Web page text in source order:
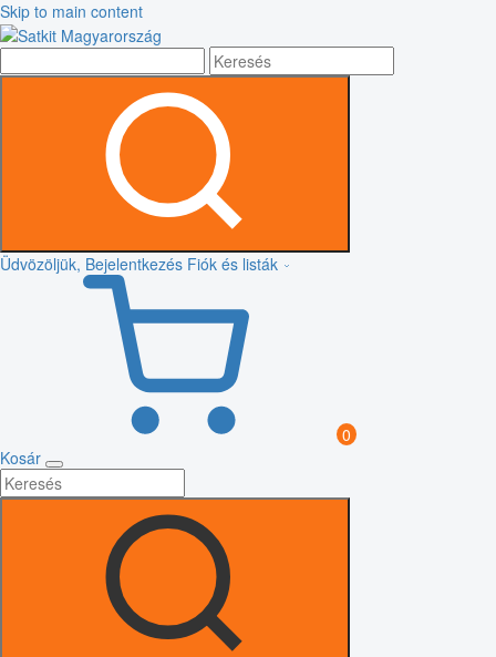
Skip to main content
Üdvözöljük, Bejelentkezés Fiók és listák
0
Kosár